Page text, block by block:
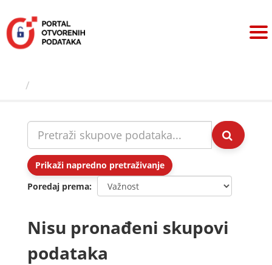
sadržaj
Prikaži napredno pretraživanje
Poredaj prema
Nisu pronađeni skupovi
podataka